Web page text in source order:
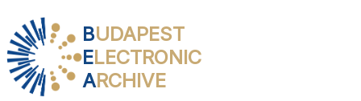
BUDAPEST
ELECTRONIC
ARCHIVE